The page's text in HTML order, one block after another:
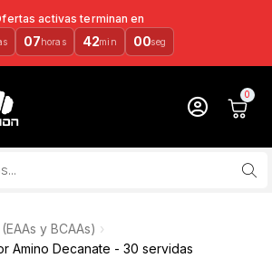
activas terminan en
07horas 41min 59seg
y BCAAs)
Amino Decanate - 30 servidas